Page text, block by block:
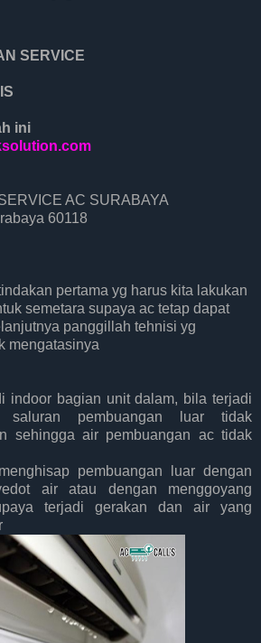
SERVICE
ini
AC SURABAYA
60118
pertama yg harus kita lakukan
semetara supaya ac tetap dapat
panggillah tehnisi yg
mengatasinya
indoor bagian unit dalam, bila terjadi
saluran pembuangan luar tidak
sehingga air pembuangan ac tidak
pembuangan luar dengan
air atau dengan menggoyang
terjadi gerakan dan air yang